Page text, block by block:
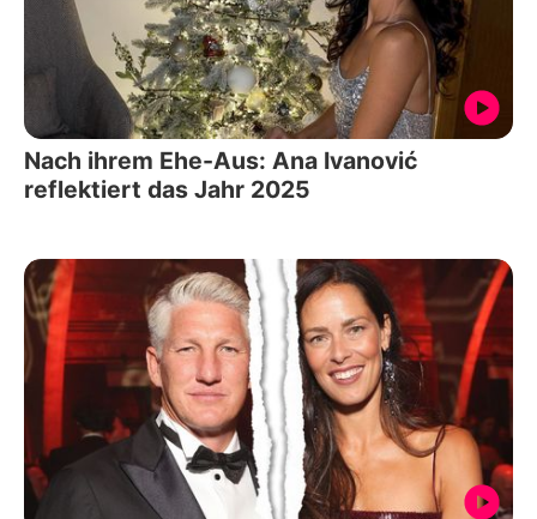
Nach ihrem Ehe-Aus: Ana Ivanović
reflektiert das Jahr 2025